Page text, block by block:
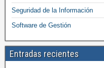
Seguridad de la Información
Software de Gestión
Entradas recientes